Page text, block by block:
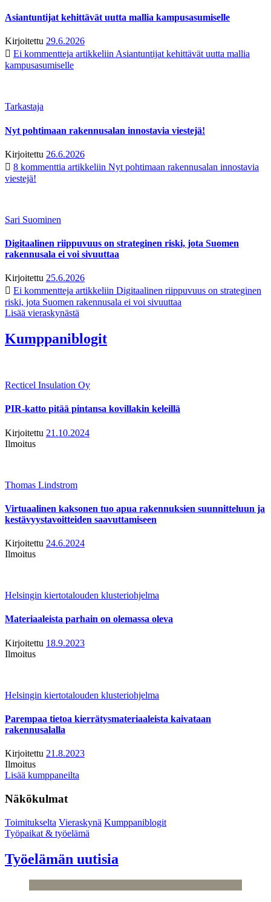
Asiantuntijat kehittävät uutta mallia kampusasumiselle
Kirjoitettu 29.6.2026
Ei kommentteja artikkeliin Asiantuntijat kehittävät uutta mallia
kampusasumiselle
Tarkastaja
Nyt pohtimaan rakennusalan innostavia viestejä!
Kirjoitettu 26.6.2026
8 kommenttia artikkeliin Nyt pohtimaan rakennusalan innostavia
viestejä!
Sari Suominen
Digitaalinen riippuvuus on strateginen riski, jota Suomen
rakennusala ei voi sivuuttaa
Kirjoitettu 25.6.2026
Ei kommentteja artikkeliin Digitaalinen riippuvuus on strateginen
riski, jota Suomen rakennusala ei voi sivuuttaa
Lisää vieraskynästä
Kumppaniblogit
Recticel Insulation Oy
PIR-katto pitää pintansa kovillakin keleillä
Kirjoitettu 21.10.2024
Ilmoitus
Thomas Lindstrom
Virtuaalinen kaksonen tuo apua rakennuksien suunnitteluun ja
kestävyystavoitteiden saavuttamiseen
Kirjoitettu 24.6.2024
Ilmoitus
Helsingin kiertotalouden klusteriohjelma
Materiaaleista parhain on olemassa oleva
Kirjoitettu 18.9.2023
Ilmoitus
Helsingin kiertotalouden klusteriohjelma
Parempaa tietoa kierrätysmateriaaleista kaivataan
rakennusalalla
Kirjoitettu 21.8.2023
Ilmoitus
Lisää kumppaneilta
Näkökulmat
Toimitukselta Vieraskynä Kumppaniblogit
Työpaikat & työelämä
Työelämän uutisia